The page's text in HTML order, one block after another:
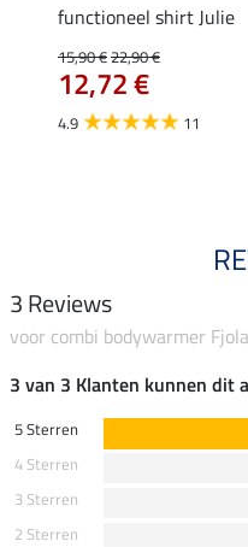
functioneel shirt Julie
15,90 €22,90 €
12,72 €
4.9 11
3 Reviews
voor combi bodywarmer Fjola
3 van 3 Klanten kunnen dit
5 Sterren
4 Sterren
3 Sterren
2 Sterren